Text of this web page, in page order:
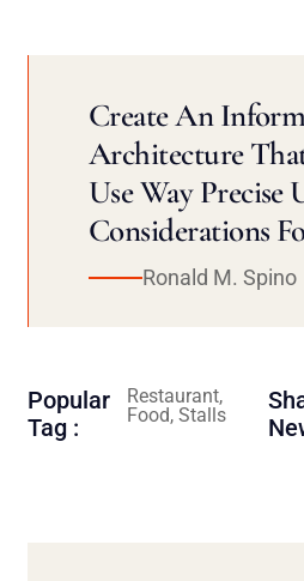
Create An
Architecture
Use Way Precise
Considerations
Ronald M. Spino
Popular
Tag :
Restaurant,
Food, Stalls